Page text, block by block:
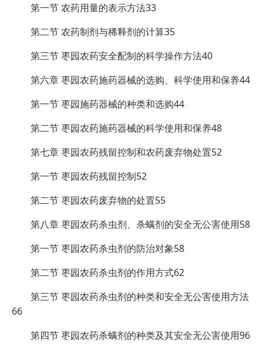
第一节 农药用量的表示方法33
第二节 农药制剂与稀释剂的计算35
第三节 枣园农药安全配制的科学操作方法40
第六章 枣园农药施药器械的选购、科学使用和保养44
第一节 枣园施药器械的种类和选购44
第二节 枣园农药施药器械的科学使用和保养48
第七章 枣园农药残留控制和农药废弃物处置52
第一节 枣园农药残留控制52
第二节 枣园农药废弃物的处置55
第八章 枣园农药杀虫剂、杀螨剂的安全无公害使用58
第一节 枣园农药杀虫剂的防治对象58
第二节 枣园农药杀虫剂的作用方式62
第三节 枣园农药杀虫剂的种类和安全无公害使用方法
66
第四节 枣园农药杀螨剂的种类及其安全无公害使用96